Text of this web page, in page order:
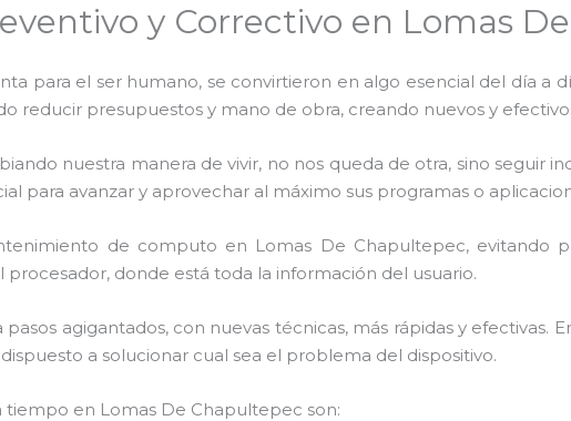
y Correctivo en Lomas
para el ser humano, se convirtieron en algo esencial del día a
reducir presupuestos y mano de obra, creando nuevos y
nuestra manera de vivir, no nos queda de otra, sino seguir
para avanzar y aprovechar al máximo sus programas o
de computo en Lomas De Chapultepec, evitando
donde está toda la información del usuario.
agigantados, con nuevas técnicas, más rápidas y efectivas.
a solucionar cual sea el problema del dispositivo.
tiempo en Lomas De Chapultepec son: